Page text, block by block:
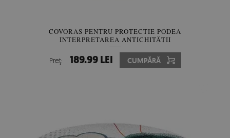
COVORAS PENTRU PROTECTIE PODEA
INTERPRETAREA ANTICHITĂȚII
Preţ: 189.99 LEI CUMPĂRĂ